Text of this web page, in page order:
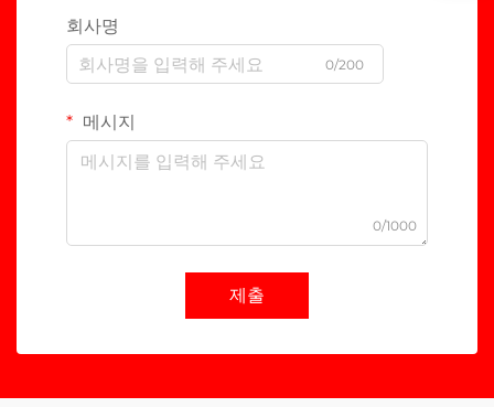
회사명
0/200
메시지
0/1000
제출